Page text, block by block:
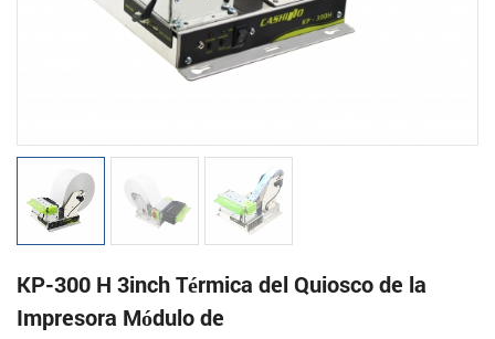
KP-300 H 3inch Térmica del Quiosco de la
Impresora Módulo de